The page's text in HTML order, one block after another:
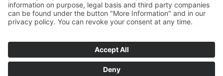
türen
smart home keller
outdoor
wintergarten
entfeuchtung renovieren
sicherheit